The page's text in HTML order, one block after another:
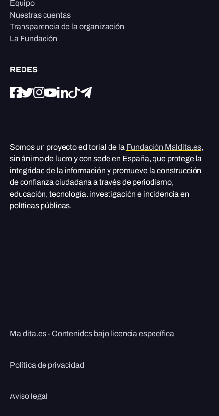
Equipo
Nuestras cuentas
Transparencia de la organización
La Fundación
REDES
Somos un proyecto editorial de la Fundación Maldita.es,
sin ánimo de lucro y con sede en España, que protege la
integridad de la información y promueve la construcción
de confianza ciudadana a través de periodismo,
educación, tecnología, investigación e incidencia en
políticas públicas.
Maldita.es - Contenidos bajo licencia específica
Política de privacidad
Aviso legal